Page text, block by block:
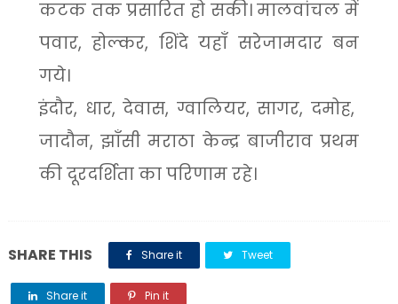
कटक तक प्रसारित हो सकी। मालवांचल में
पवार,होल्कर, शिंदे यहाँ सरेजामदार बन
गये।
इंदौर, धार,देवास, ग्वालियर,सागर,दमोह,
जादौन,झाँसी मराठा केन्द्र बाजीराव प्रथम
की दूरदर्शिता का परिणाम रहे।
SHARE THIS Share it Tweet
Share it Pin it